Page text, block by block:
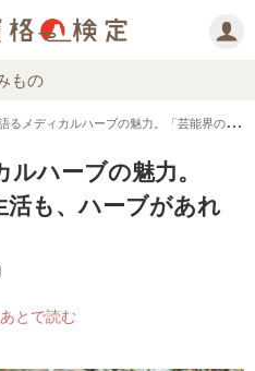
もの
カルハーブの魅力。「芸能界の不規則な生活も、ハーブがあれば安心できた」
ハーブの魅力。
活も、ハーブがあれ
とで読む